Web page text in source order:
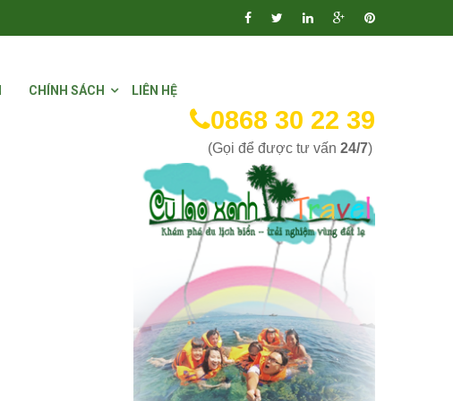
CHÍNH SÁCH LIÊN HỆ
0868 30 22 39
(Gọi để được tư vấn 24/7)